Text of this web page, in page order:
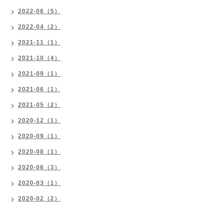
2022-06（5）
2022-04（2）
2021-11（1）
2021-10（4）
2021-09（1）
2021-06（1）
2021-05（2）
2020-12（1）
2020-09（1）
2020-08（1）
2020-06（3）
2020-03（1）
2020-02（2）